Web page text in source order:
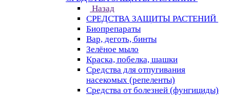
Назад
СРЕДСТВА ЗАЩИТЫ РАСТЕНИЙ
Биопрепараты
Вар, деготь, бинты
Зелёное мыло
Краска, побелка, шашки
Средства для отпугивания
насекомых (репеленты)
Средства от болезней (фунгициды)